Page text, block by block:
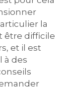
la
être difficile
et il est
à des